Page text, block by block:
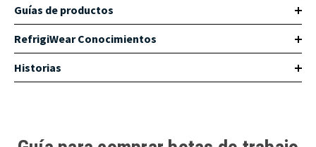
Guías de productos
RefrigiWear Conocimientos
Historias